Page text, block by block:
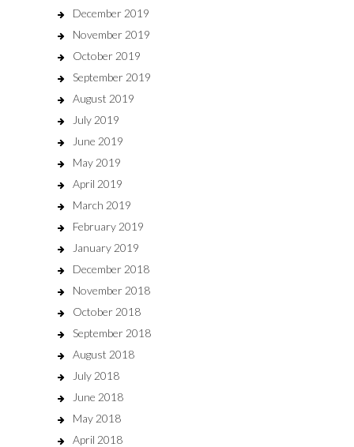
December 2019
November 2019
October 2019
September 2019
August 2019
July 2019
June 2019
May 2019
April 2019
March 2019
February 2019
January 2019
December 2018
November 2018
October 2018
September 2018
August 2018
July 2018
June 2018
May 2018
April 2018